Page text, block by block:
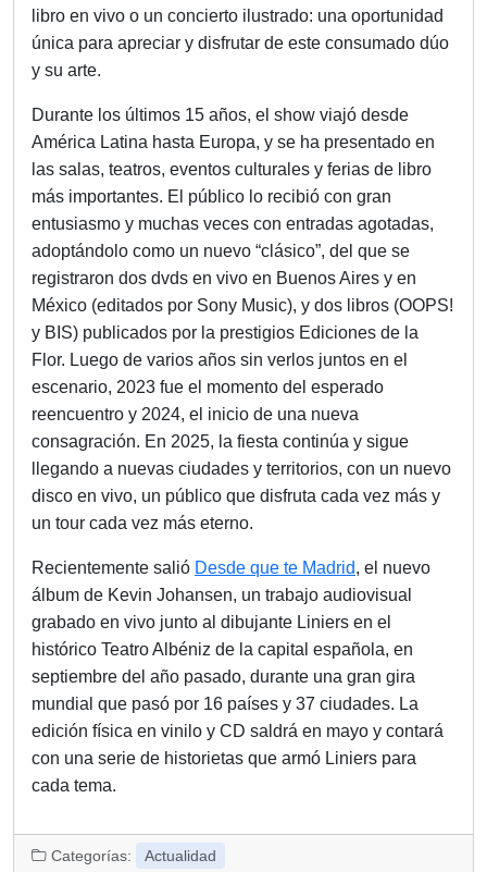
libro en vivo o un concierto ilustrado: una oportunidad
única para apreciar y disfrutar de este consumado dúo
y su arte.
Durante los últimos 15 años, el show viajó desde
América Latina hasta Europa, y se ha presentado en
las salas, teatros, eventos culturales y ferias de libro
más importantes. El público lo recibió con gran
entusiasmo y muchas veces con entradas agotadas,
adoptándolo como un nuevo “clásico”, del que se
registraron dos dvds en vivo en Buenos Aires y en
México (editados por Sony Music), y dos libros (OOPS!
y BIS) publicados por la prestigios Ediciones de la
Flor. Luego de varios años sin verlos juntos en el
escenario, 2023 fue el momento del esperado
reencuentro y 2024, el inicio de una nueva
consagración. En 2025, la fiesta continúa y sigue
llegando a nuevas ciudades y territorios, con un nuevo
disco en vivo, un público que disfruta cada vez más y
un tour cada vez más eterno.
Recientemente salió Desde que te Madrid, el nuevo
álbum de Kevin Johansen, un trabajo audiovisual
grabado en vivo junto al dibujante Liniers en el
histórico Teatro Albéniz de la capital española, en
septiembre del año pasado, durante una gran gira
mundial que pasó por 16 países y 37 ciudades. La
edición física en vinilo y CD saldrá en mayo y contará
con una serie de historietas que armó Liniers para
cada tema.
Categorías: Actualidad